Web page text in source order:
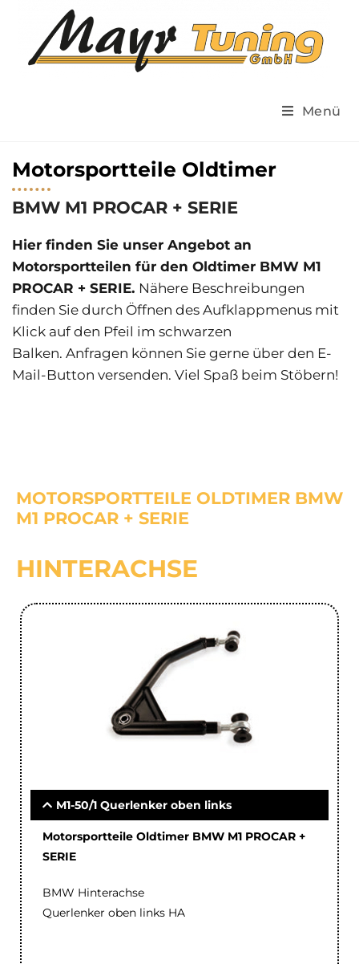
Menü
Motorsportteile Oldtimer
BMW M1 PROCAR + SERIE
Hier finden Sie unser Angebot an
Motorsportteilen für den Oldtimer BMW M1
PROCAR + SERIE. Nähere Beschreibungen
finden Sie durch Öffnen des Aufklappmenus mit
Klick auf den Pfeil im schwarzen
Balken. Anfragen können Sie gerne über den E-
Mail-Button versenden. Viel Spaß beim Stöbern!
MOTORSPORTTEILE OLDTIMER BMW
M1 PROCAR + SERIE
HINTERACHSE
M1-50/1 Querlenker oben links
Motorsportteile Oldtimer BMW M1 PROCAR +
SERIE
BMW Hinterachse
Querlenker oben links HA